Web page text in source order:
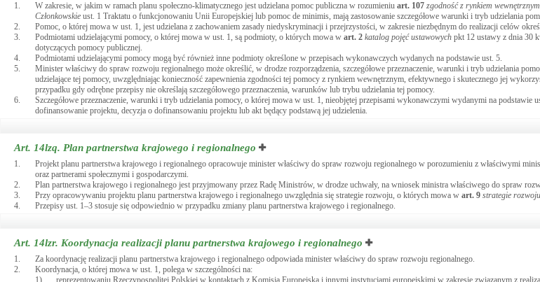
1. W zakresie, w jakim w ramach planu społeczno-klimatycznego jest udzielana pomoc publiczna w rozumieniu art. 107 zgodność z rynkiem
Członkowskie ust. 1 Traktatu o funkcjonowaniu Unii Europejskiej lub pomoc de minimis, mają zastosowanie szczegółowe warunki i tryb udzielania
2.
Pomoc, o której mowa w ust. 1, jest udzielana z zachowaniem zasady niedyskryminacji i przejrzystości, w zakresie niezbędnym do realizacji celów
3.
Podmiotami udzielającymi pomocy, o której mowa w ust. 1, są podmioty, o których mowa w art. 2 katalog pojęć ustawowych pkt 12 ustawy z dnia 30
dotyczących pomocy publicznej.
4.
Podmiotami udzielającymi pomocy mogą być również inne podmioty określone w przepisach wykonawczych wydanych na podstawie ust. 5.
5.
Minister właściwy do spraw rozwoju regionalnego może określić, w drodze rozporządzenia, szczegółowe przeznaczenie, warunki i tryb udzielania
udzielające tej pomocy, uwzględniając konieczność zapewnienia zgodności tej pomocy z rynkiem wewnętrznym, efektywnego i skutecznego jej
przypadku gdy odrębne przepisy nie określają szczegółowego przeznaczenia, warunków lub trybu udzielania tej pomocy.
6.
Szczegółowe przeznaczenie, warunki i tryb udzielania pomocy, o której mowa w ust. 1, nieobjętej przepisami wykonawczymi wydanymi na podstawie
dofinansowanie projektu, decyzja o dofinansowaniu projektu lub akt będący podstawą jej udzielenia.
Art. 14lzq. Plan partnerstwa krajowego i regionalnego
1.
Projekt planu partnerstwa krajowego i regionalnego opracowuje minister właściwy do spraw rozwoju regionalnego w porozumieniu z właściwymi
oraz partnerami społecznymi i gospodarczymi.
2.
Plan partnerstwa krajowego i regionalnego jest przyjmowany przez Radę Ministrów, w drodze uchwały, na wniosek ministra właściwego do spraw
3.
Przy opracowywaniu projektu planu partnerstwa krajowego i regionalnego uwzględnia się strategie rozwoju, o których mowa w art. 9 strategie rozwoju
4.
Przepisy ust. 1–3 stosuje się odpowiednio w przypadku zmiany planu partnerstwa krajowego i regionalnego.
Art. 14lzr. Koordynacja realizacji planu partnerstwa krajowego i regionalnego
1.
Za koordynację realizacji planu partnerstwa krajowego i regionalnego odpowiada minister właściwy do spraw rozwoju regionalnego.
2.
Koordynacja, o której mowa w ust. 1, polega w szczególności na:
1)
reprezentowaniu Rzeczypospolitej Polskiej w kontaktach z Komisją Europejską i innymi instytucjami europejskimi w zakresie związanym z